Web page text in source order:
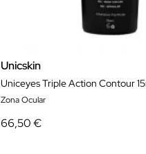
Unicskin
Uniceyes Triple Action Contour
Zona Ocular
66,50 €